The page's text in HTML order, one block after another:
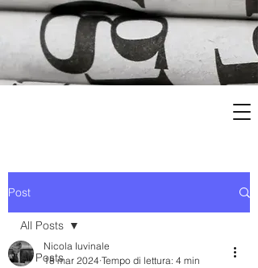
Post
All Posts
All Posts
Nicola Iuvinale
18 mar 2024 Tempo di lettura: 4 min